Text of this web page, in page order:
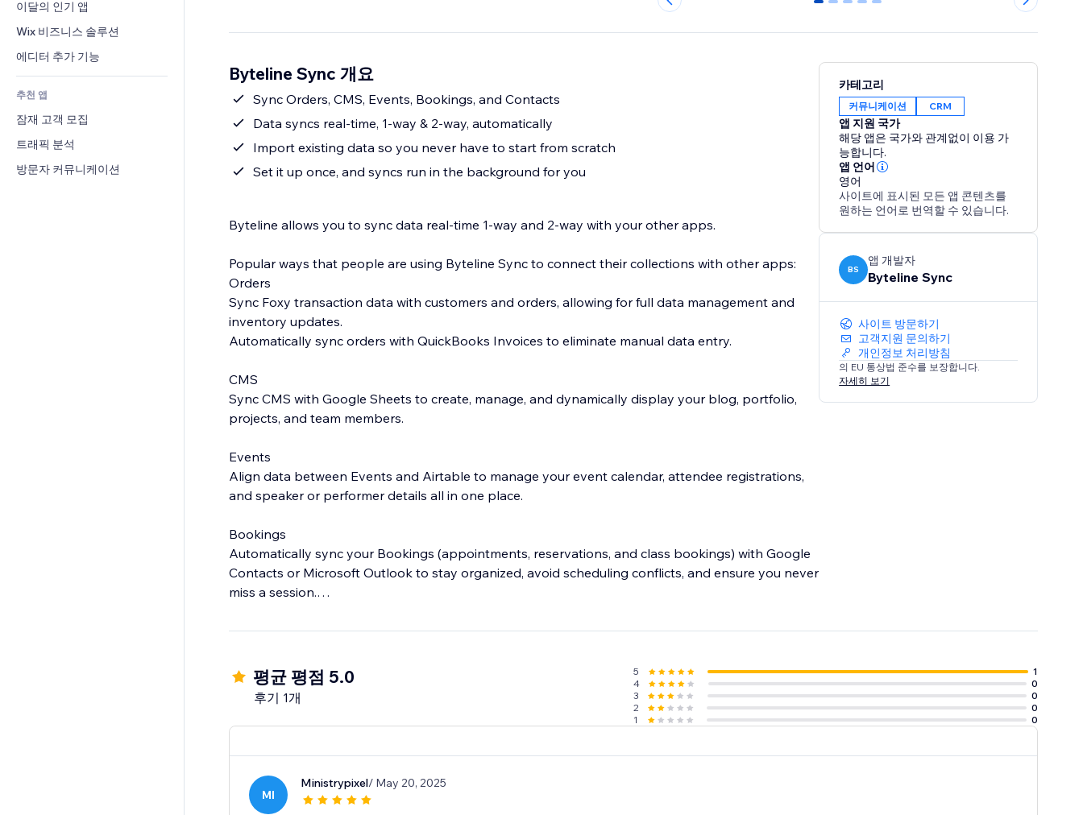
식품 및 음료
파일 공유
소식
버튼 & 메뉴
배너 및 배지
계산기
검색
일기예보
차트 및 표
메모
전화번호
커뮤니티
평가와 후기
CRM
이달의 인기 앱
Wix 비즈니스 솔루션
에디터 추가 기능
추천 앱
잠재 고객 모집
트래픽 분석
방문자 커뮤니케이션
0 1 2 3 4
Byteline Sync 개요
Sync Orders, CMS, Events, Bookings, and Contacts
Data syncs real-time, 1-way & 2-way, automatically
Import existing data so you never have to start from scratch
Set it up once, and syncs run in the background for you
Byteline allows you to sync data real-time 1-way and 2-way with your other apps.
Popular ways that people are using Byteline Sync to connect their collections with other apps:
Orders
Sync Foxy transaction data with customers and orders, allowing for full data management and
inventory updates.
Automatically sync orders with QuickBooks Invoices to eliminate manual data entry.
CMS
Sync CMS with Google Sheets to create, manage, and dynamically display your blog, portfolio,
projects, and team members.
Events
Align data between Events and Airtable to manage your event calendar, attendee registrations,
and speaker or performer details all in one place.
Bookings
Automatically sync your Bookings (appointments, reservations, and class bookings) with Google
Contacts or Microsoft Outlook to stay organized, avoid scheduling conflicts, and ensure you never
miss a session.
Contacts
Have questions?
Feel free to send us a message from the bottom right chat icon of the Byteline website or console.
카테고리
커뮤니케이션 CRM
앱 지원 국가
해당 앱은 국가와 관계없이 이용 가
능합니다.
앱 언어
영어
사이트에 표시된 모든 앱 콘텐츠를
원하는 언어로 번역할 수 있습니다.
BS
앱 개발자
Byteline Sync
사이트 방문하기
고객지원 문의하기
개인정보 처리방침
의 EU 통상법 준수를 보장합니다.
자세히 보기
평균 평점 5.0
후기 1개
5
1
4
0
3
0
2
0
1
0
MI
Ministrypixel/ May 20, 2025